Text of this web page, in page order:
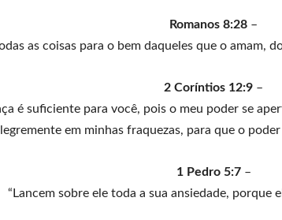
Romanos 8:28 –
as coisas para o bem daqueles que o amam,
2 Coríntios 12:9 –
é suficiente para você, pois o meu poder se
em minhas fraquezas, para que o
1 Pedro 5:7–
“Lancem sobre ele toda a sua ansiedade, porque